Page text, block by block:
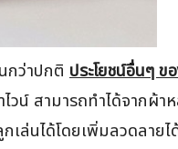
กว่าปกติ ประโยชน์อื่นๆ ข
น์ สามารถทำได้จากผ้า
ล่นได้โดยเพิ่มลวดลาย